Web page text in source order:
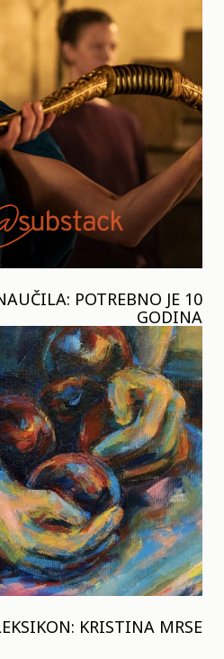
POTREBNO JE 10
GODINA
KRISTINA MRSE